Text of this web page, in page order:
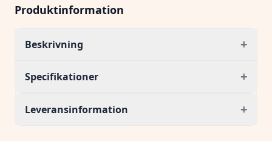
Produktinformation
Beskrivning +
Specifikationer +
Leveransinformation +